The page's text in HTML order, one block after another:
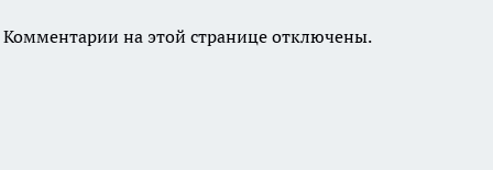
Комментарии на этой странице отключены.